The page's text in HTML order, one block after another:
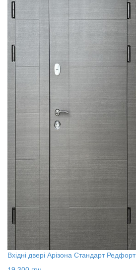
Вхідні двері Арізона Стандарт Редфорт